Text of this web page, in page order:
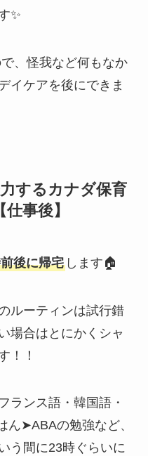
✨
、怪我など何もなか
イケアを後にできま
するカナダ保育
事後】
後に帰宅します🏠
ルーティンは試行錯
場合はとにかくシャ
！！
ランス語・韓国語・
ん➤ABAの勉強など、
う間に23時ぐらいに